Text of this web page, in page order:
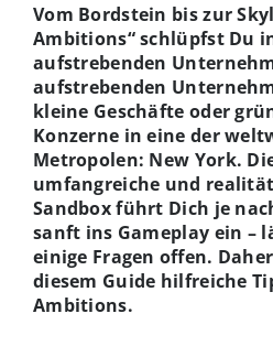
Vom Bordstein bis zur
Ambitions“ schlüpfst Du
aufstrebenden
aufstrebenden
kleine Geschäfte oder
Konzerne in eine der
Metropolen: New York.
umfangreiche und
Sandbox führt Dich je
sanft ins Gameplay ein –
einige Fragen offen.
diesem Guide hilfreiche
Ambitions.